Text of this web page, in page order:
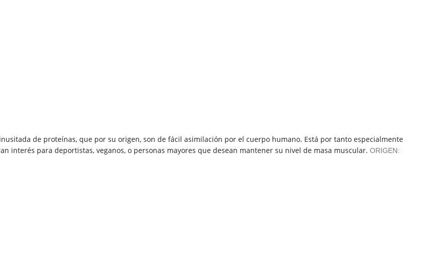
de proteínas, que por su origen, son de fácil asimilación por el cuerpo humano. Está por tanto especialmente
interés para deportistas, veganos, o personas mayores que desean mantener su nivel de masa muscular. ORIGEN: